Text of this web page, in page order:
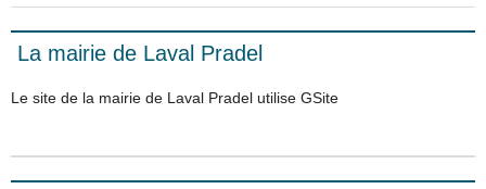
La mairie de Laval Pradel
Le site de la mairie de Laval Pradel utilise GSite